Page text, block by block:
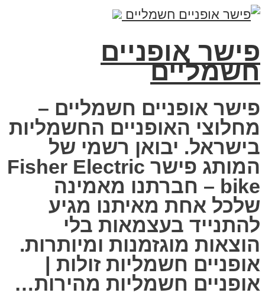
פישר אופניים
חשמליים
פישר אופניים חשמליים –
מחלוצי האופניים החשמליות
בישראל. יבואן רשמי של
המותג פישר Fisher Electric
bike – חברתנו מאמינה
שלכל אחת מאיתנו מגיע
להתנייד בעצמאות בלי
הוצאות מוגזמנות ומיותרות.
אופניים חשמליות זולות |
אופניים חשמליות מהירות…